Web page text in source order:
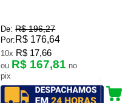
De: R$ 196,27
Por: R$ 176,64
10x R$ 17,66
ou R$ 167,81 no
pix